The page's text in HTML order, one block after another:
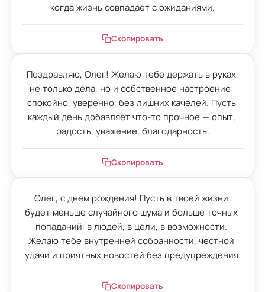
когда жизнь совпадает с ожиданиями.
Скопировать
Поздравляю, Олег! Желаю тебе держать в руках
не только дела, но и собственное настроение:
спокойно, уверенно, без лишних качелей. Пусть
каждый день добавляет что-то прочное — опыт,
радость, уважение, благодарность.
Скопировать
Олег, с днём рождения! Пусть в твоей жизни
будет меньше случайного шума и больше точных
попаданий: в людей, в цели, в возможности.
Желаю тебе внутренней собранности, честной
удачи и приятных новостей без предупреждения.
Скопировать